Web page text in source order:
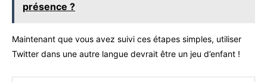
présence ?
Maintenant que vous avez suivi ces étapes simples, utiliser
Twitter dans une autre langue devrait être un jeu d’enfant !